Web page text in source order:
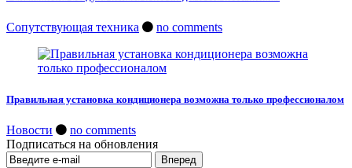
Сопутствующая техника no comments
Правильная установка кондиционера возможна только профессионалом
Новости
no comments
Подписаться на обновления